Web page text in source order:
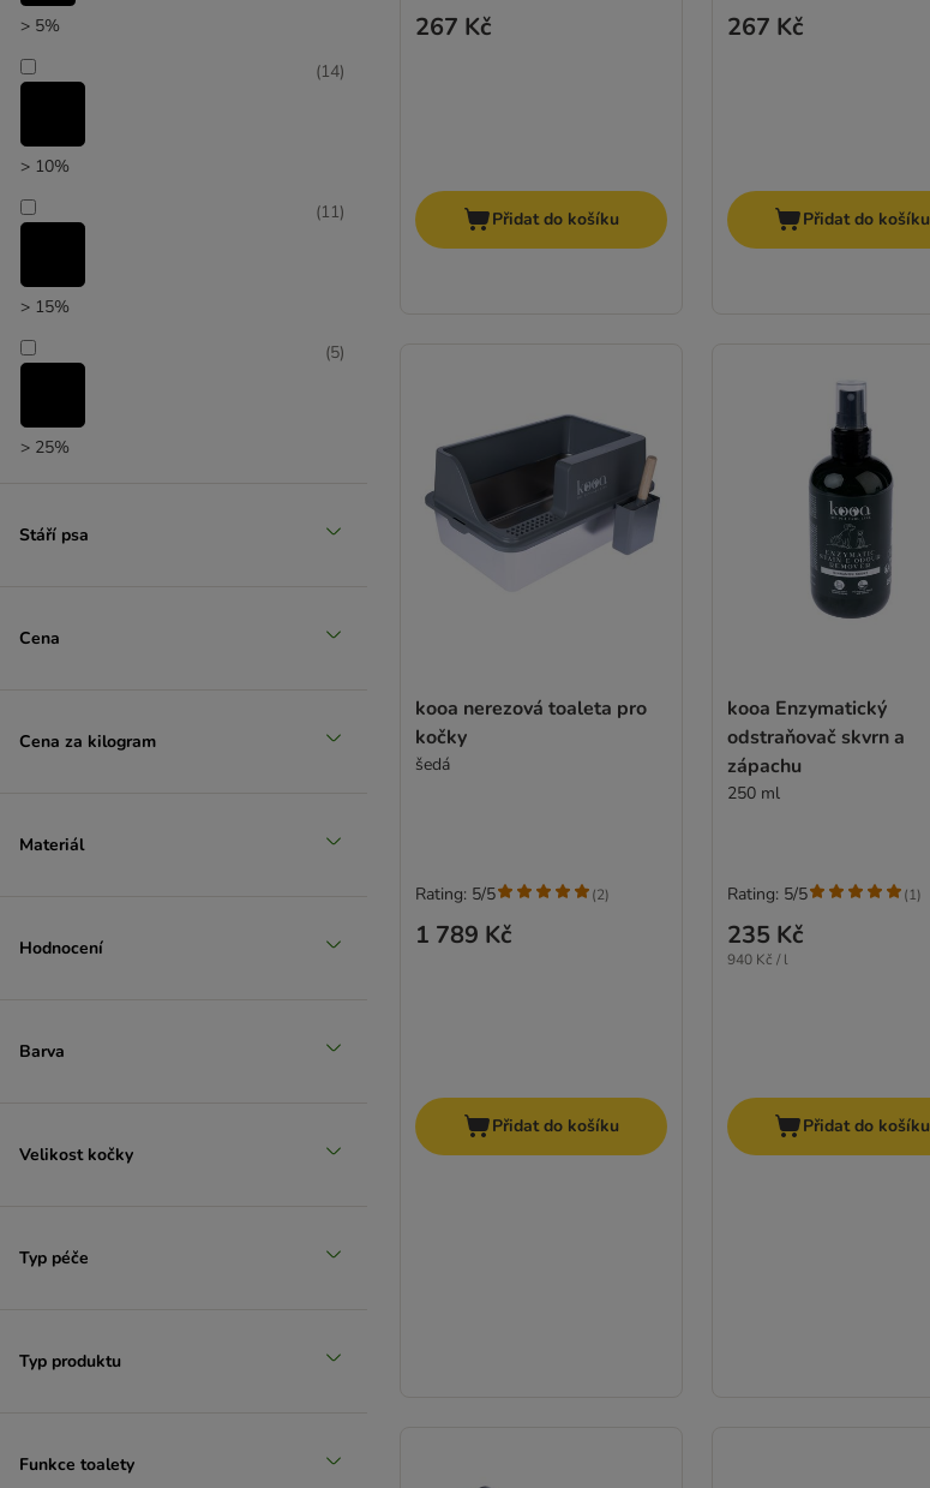
> 5%
> 10%
(14)
> 15%
(11)
> 25%
(5)
(1)
Stáří psa
Cena
Cena za kilogram
Materiál
Hodnocení
Barva
Velikost kočky
Typ péče
Typ produktu
Funkce toalety
267 Kč
Přidat do košíku
267 Kč
Přidat do košíku
kooa nerezová toaleta pro
kočky
šedá
1 789 Kč
Rating: 5/5 (2)
Přidat do košíku
kooa Enzymatický
odstraňovač skvrn a
zápachu
250 ml
235 Kč
940 Kč / l
Rating: 5/5 (1)
Přidat do košíku